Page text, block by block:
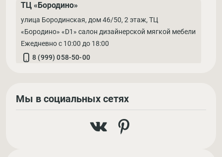
ТЦ «Бородино»
улица Бородинская, дом 46/50, 2 этаж, ТЦ
«Бородино» «D1» салон дизайнерской мягкой мебели
Ежедневно с 10:00 до 18:00
8 (999) 058-50-00
Мы в социальных сетях